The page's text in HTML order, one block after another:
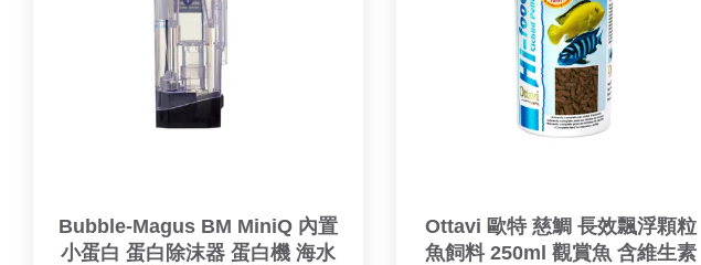
Bubble-Magus BM MiniQ 內置
小蛋白 蛋白除沫器 蛋白機 海水
Ottavi 歐特 慈鯛 長效飄浮顆粒
魚飼料 250ml 觀賞魚 含維生素